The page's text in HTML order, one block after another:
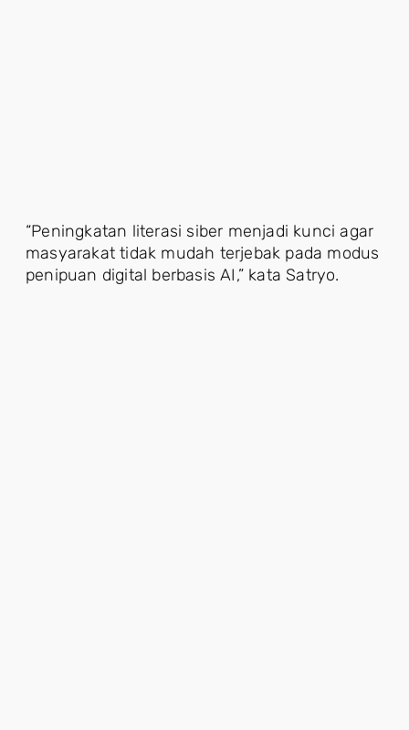
“Peningkatan literasi siber menjadi kunci agar
masyarakat tidak mudah terjebak pada modus
penipuan digital berbasis AI,” kata Satryo.